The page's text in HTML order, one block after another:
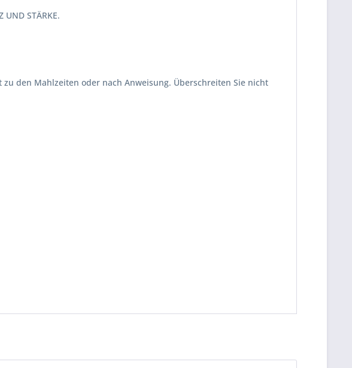
STÄRKE.
den Mahlzeiten oder nach Anweisung. Überschreiten Sie nicht